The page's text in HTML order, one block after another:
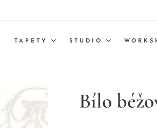
TAPETY STUDIO
Bílo